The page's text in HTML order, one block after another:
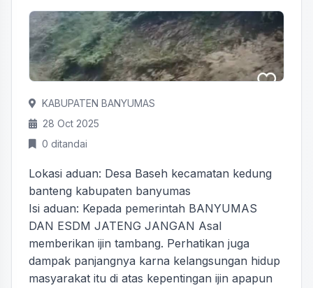
KABUPATEN BANYUMAS
28 Oct 2025
0 ditandai
Lokasi aduan: Desa Baseh kecamatan kedung
banteng kabupaten banyumas
Isi aduan: Kepada pemerintah BANYUMAS
DAN ESDM JATENG JANGAN Asal
memberikan ijin tambang. Perhatikan juga
dampak panjangnya karna kelangsungan hidup
masyarakat itu di atas kepentingan ijin apapun